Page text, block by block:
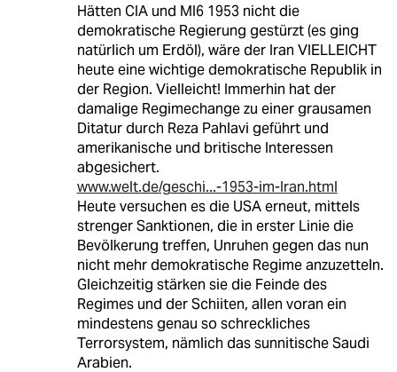
Hätten CIA und MI6 1953 nicht die
demokratische Regierung gestürzt (es ging
natürlich um Erdöl), wäre der Iran VIELLEICHT
heute eine wichtige demokratische Republik in
der Region. Vielleicht! Immerhin hat der
damalige Regimechange zu einer grausamen
Ditatur durch Reza Pahlavi geführt und
amerikanische und britische Interessen
abgesichert.
www.welt.de/geschi...-1953-im-Iran.html
Heute versuchen es die USA erneut, mittels
strenger Sanktionen, die in erster Linie die
Bevölkerung treffen, Unruhen gegen das nun
nicht mehr demokratische Regime anzuzetteln.
Gleichzeitig stärken sie die Feinde des
Regimes und der Schiiten, allen voran ein
mindestens genau so schreckliches
Terrorsystem, nämlich das sunnitische Saudi
Arabien.